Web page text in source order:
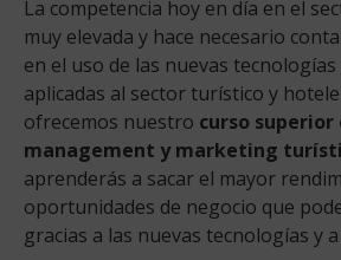
La competencia hoy en día en el
muy elevada y hace necesario
en el uso de las nuevas
aplicadas al sector turístico y
ofrecemos nuestro curso superior
management y marketing
aprenderás a sacar el mayor
oportunidades de negocio que
gracias a las nuevas tecnologías y